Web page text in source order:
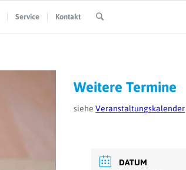
Service Kontakt
Weitere Termine
sieheVeranstaltungskalender
DATUM